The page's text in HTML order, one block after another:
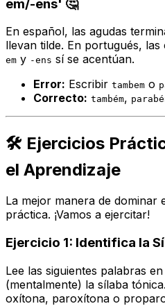
em/-ens' 🤔
En español, las agudas
llevan tilde. En portugués,
em y -ens sí se acentúan.
Error: Escribir tambem o
Correcto: também,
🛠️ Ejercicios
el Aprendizaje
La mejor manera de dominar
práctica. ¡Vamos a ejercitar!
Ejercicio 1: Identifica la
Lee las siguientes palabras
(mentalmente) la sílaba
oxítona, paroxítona o